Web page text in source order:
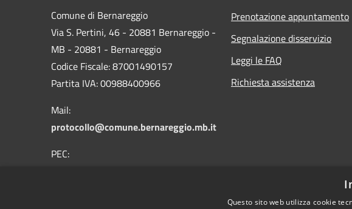
Comune di Bernareggio
Via S. Pertini, 46 - 20881 Bernareggio -
MB - 20881 - Bernareggio
Codice Fiscale: 87001490157
Partita IVA: 00988400966
Mail:
protocollo@comune.bernareggio.mb.it
PEC:
Prenotazione appuntamento
Segnalazione disservizio
Leggi le FAQ
Richiesta assistenza
Questo sito web utilizza cookie